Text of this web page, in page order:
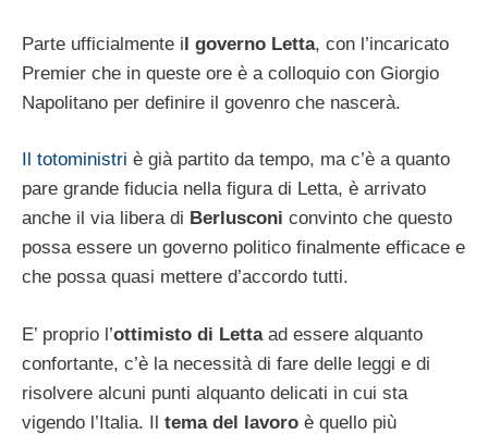
Parte ufficialmente il governo Letta, con l’incaricato
Premier che in queste ore è a colloquio con Giorgio
Napolitano per definire il govenro che nascerà.
Il totoministri è già partito da tempo, ma c’è a quanto
pare grande fiducia nella figura di Letta, è arrivato
anche il via libera di Berlusconi convinto che questo
possa essere un governo politico finalmente efficace e
che possa quasi mettere d’accordo tutti.
E’ proprio l’ottimisto di Lettaad essere alquanto
confortante, c’è la necessità di fare delle leggi e di
risolvere alcuni punti alquanto delicati in cui sta
vigendo l’Italia. Il tema del lavoro è quello più